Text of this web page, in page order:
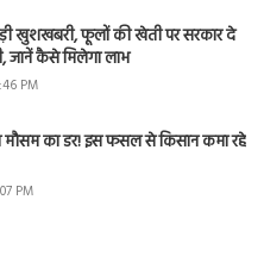
खुशखबरी, फूलों की खेती पर सरकार दे
जानें कैसे मिलेगा लाभ
PM
का डर! इस फसल से किसान कमा रहे
PM